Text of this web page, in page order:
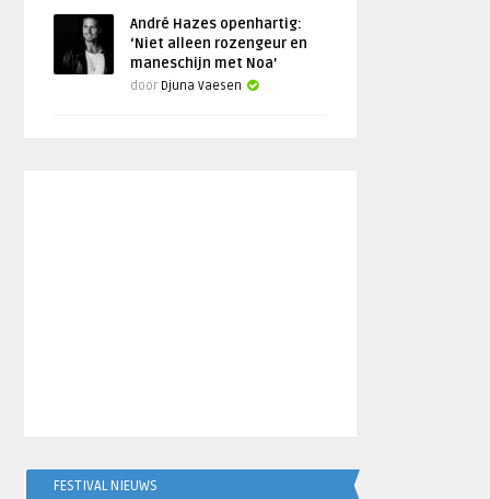
André Hazes openhartig:
‘Niet alleen rozengeur en
maneschijn met Noa’
door Djuna Vaesen
FESTIVAL NIEUWS